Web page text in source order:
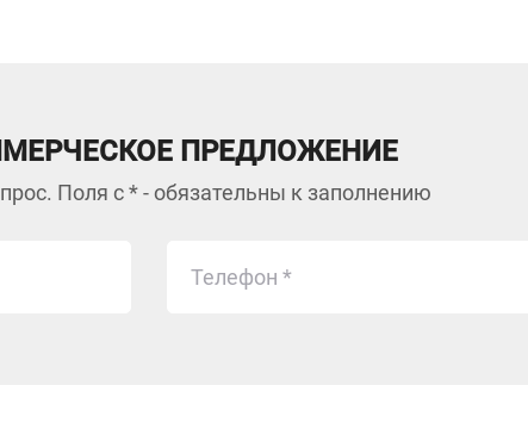
ПРЕДЛОЖЕНИЕ
Поля с * - обязательны к заполнению